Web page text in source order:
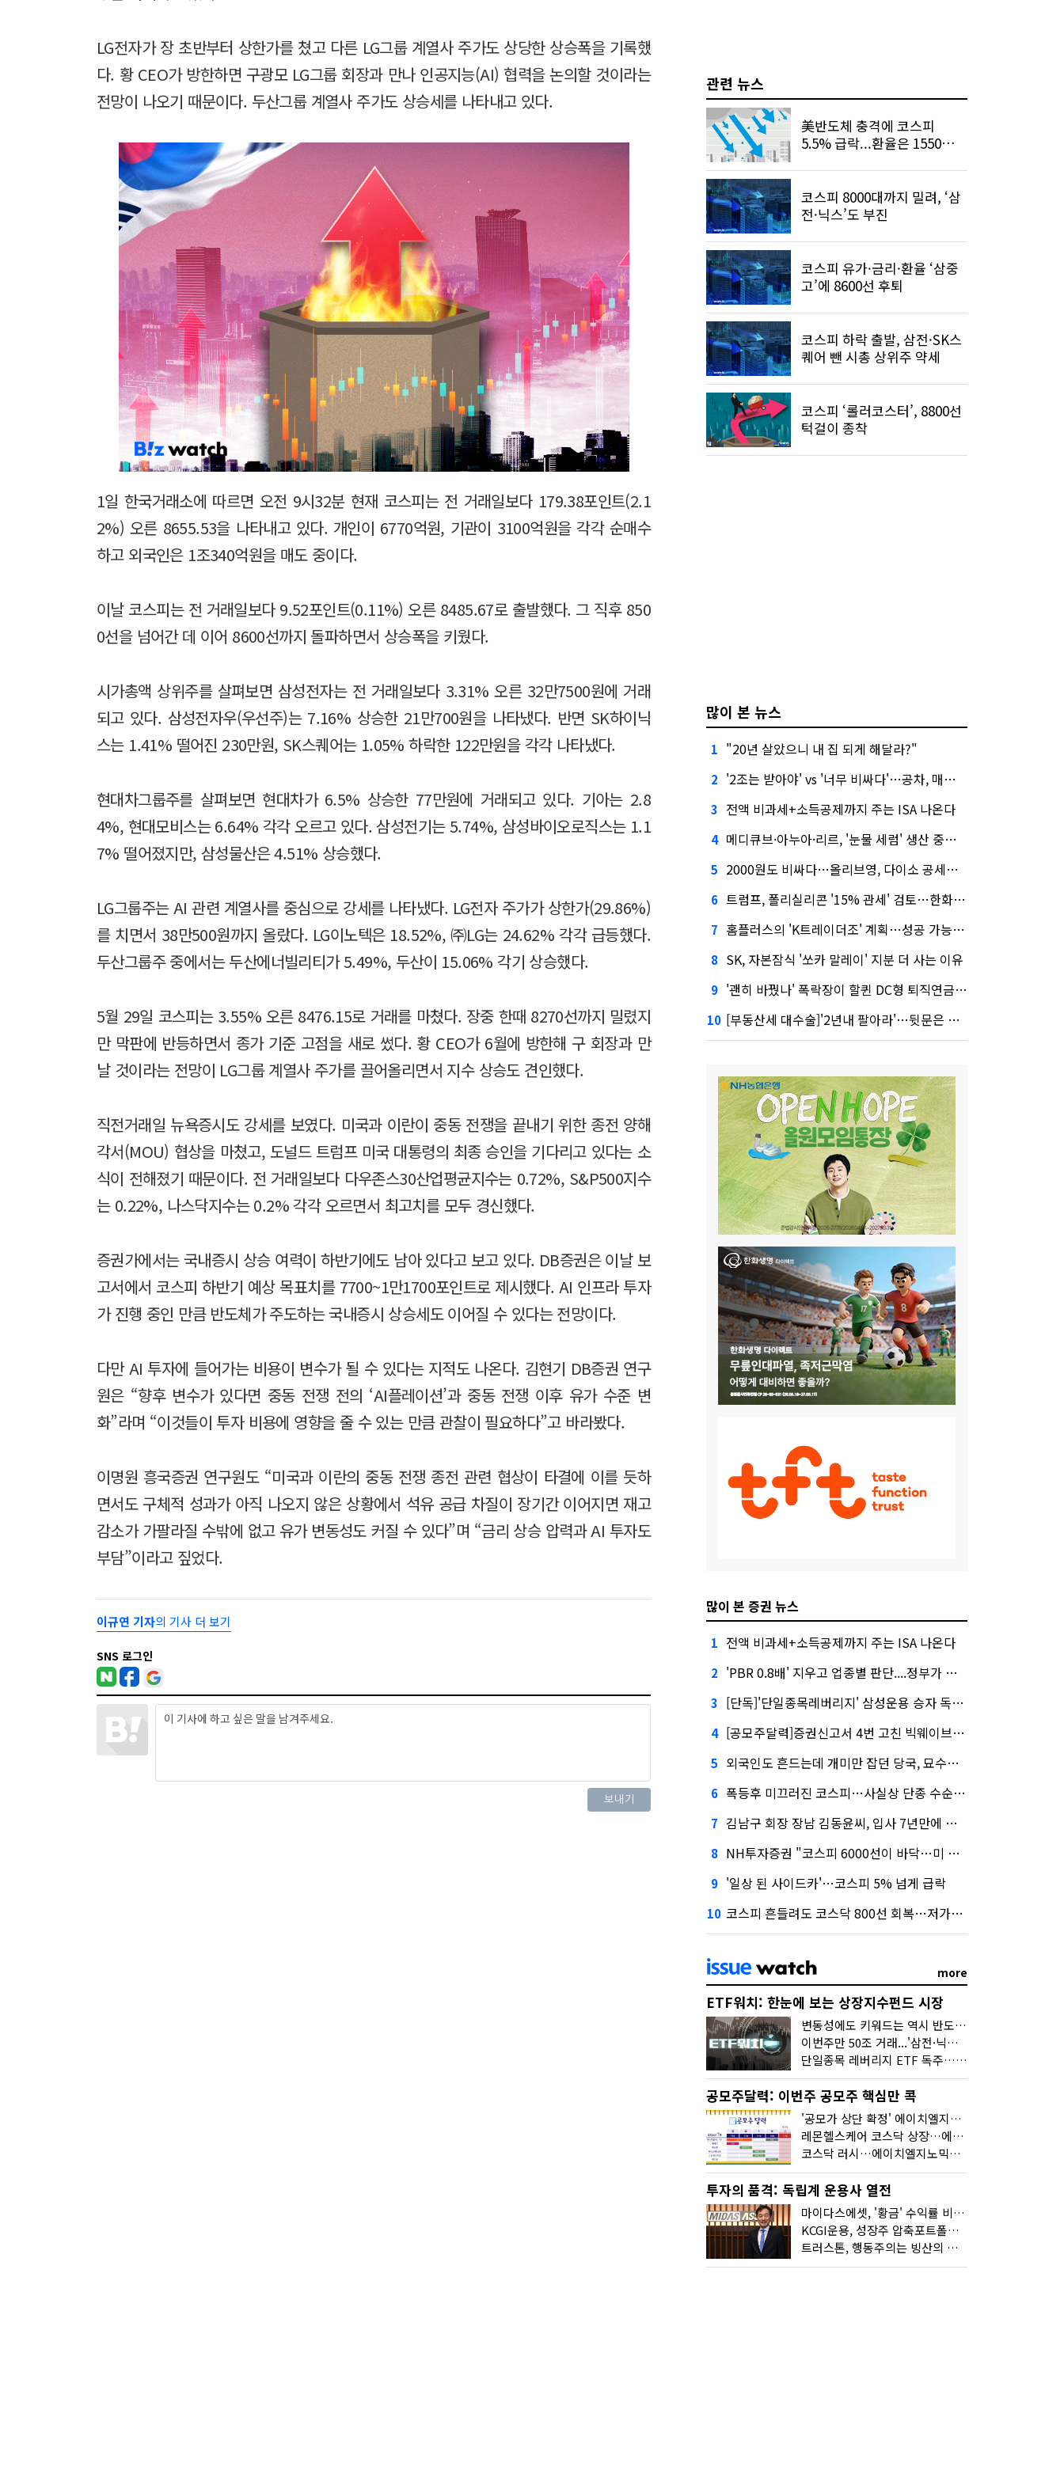
LG전자가 장 초반부터 상한가를 쳤고 다른 LG그룹 계열사 주가도 상당한 상승폭을 기록했
다. 황 CEO가 방한하면 구광모 LG그룹 회장과 만나 인공지능(AI) 협력을 논의할 것이라는
전망이 나오기 때문이다. 두산그룹 계열사 주가도 상승세를 나타내고 있다.
1일 한국거래소에 따르면 오전 9시32분 현재 코스피는 전 거래일보다 179.38포인트(2.1
2%) 오른 8655.53을 나타내고 있다. 개인이 6770억원, 기관이 3100억원을 각각 순매수
하고 외국인은 1조340억원을 매도 중이다.
이날 코스피는 전 거래일보다 9.52포인트(0.11%) 오른 8485.67로 출발했다. 그 직후 850
0선을 넘어간 데 이어 8600선까지 돌파하면서 상승폭을 키웠다.
시가총액 상위주를 살펴보면 삼성전자는 전 거래일보다 3.31% 오른 32만7500원에 거래
되고 있다. 삼성전자우(우선주)는 7.16% 상승한 21만700원을 나타냈다. 반면 SK하이닉
스는 1.41% 떨어진 230만원, SK스퀘어는 1.05% 하락한 122만원을 각각 나타냈다.
현대차그룹주를 살펴보면 현대차가 6.5% 상승한 77만원에 거래되고 있다. 기아는 2.8
4%, 현대모비스는 6.64% 각각 오르고 있다. 삼성전기는 5.74%, 삼성바이오로직스는 1.1
7% 떨어졌지만, 삼성물산은 4.51% 상승했다.
LG그룹주는 AI 관련 계열사를 중심으로 강세를 나타냈다. LG전자 주가가 상한가(29.86%)
를 치면서 38만500원까지 올랐다. LG이노텍은 18.52%, ㈜LG는 24.62% 각각 급등했다.
두산그룹주 중에서는 두산에너빌리티가 5.49%, 두산이 15.06% 각기 상승했다.
5월 29일 코스피는 3.55% 오른 8476.15로 거래를 마쳤다. 장중 한때 8270선까지 밀렸지
만 막판에 반등하면서 종가 기준 고점을 새로 썼다. 황 CEO가 6월에 방한해 구 회장과 만
날 것이라는 전망이 LG그룹 계열사 주가를 끌어올리면서 지수 상승도 견인했다.
직전거래일 뉴욕증시도 강세를 보였다. 미국과 이란이 중동 전쟁을 끝내기 위한 종전 양해
각서(MOU) 협상을 마쳤고, 도널드 트럼프 미국 대통령의 최종 승인을 기다리고 있다는 소
식이 전해졌기 때문이다. 전 거래일보다 다우존스30산업평균지수는 0.72%, S&P500지수
는 0.22%, 나스닥지수는 0.2% 각각 오르면서 최고치를 모두 경신했다.
증권가에서는 국내증시 상승 여력이 하반기에도 남아 있다고 보고 있다. DB증권은 이날 보
고서에서 코스피 하반기 예상 목표치를 7700~1만1700포인트로 제시했다. AI 인프라 투자
가 진행 중인 만큼 반도체가 주도하는 국내증시 상승세도 이어질 수 있다는 전망이다.
다만 AI 투자에 들어가는 비용이 변수가 될 수 있다는 지적도 나온다. 김현기 DB증권 연구
원은 “향후 변수가 있다면 중동 전쟁 전의 ‘AI플레이션’과 중동 전쟁 이후 유가 수준 변
화”라며 “이것들이 투자 비용에 영향을 줄 수 있는 만큼 관찰이 필요하다”고 바라봤다.
이명원 흥국증권 연구원도 “미국과 이란의 중동 전쟁 종전 관련 협상이 타결에 이를 듯하
면서도 구체적 성과가 아직 나오지 않은 상황에서 석유 공급 차질이 장기간 이어지면 재고
감소가 가팔라질 수밖에 없고 유가 변동성도 커질 수 있다”며 “금리 상승 압력과 AI 투자도
부담”이라고 짚었다.
이규연 기자의 기사 더 보기
SNS 로그인
관련 뉴스
美반도체 충격에 코스피
5.5% 급락...환율은 1550원까
코스피 8000대까지 밀려, ‘삼
전·닉스’도 부진
코스피 유가·금리·환율 ‘삼중
고’에 8600선 후퇴
코스피 하락 출발, 삼전·SK스
퀘어 뺀 시총 상위주 약세
코스피 ‘롤러코스터’, 8800선
턱걸이 종착
많이 본 뉴스
1 "20년 살았으니 내 집 되게 해달라?"
2 '2조는 받아야' vs '너무 비싸다'…공차, 매각 성공할까
3 전액 비과세+소득공제까지 주는 ISA 나온다
4 메디큐브·아누아·리르, '눈물 세럼' 생산 중단한다
5 2000원도 비싸다…올리브영, 다이소 공세에 '가성비'로 맞불
6 트럼프, 폴리실리콘 '15% 관세' 검토…한화큐셀·OCI 영향은?
7 홈플러스의 'K트레이더조' 계획…성공 가능성은 '글쎄'
8 SK, 자본잠식 '쏘카 말레이' 지분 더 사는 이유
9 '괜히 바꿨나' 폭락장이 할퀸 DC형 퇴직연금…전문가 조언은
10 [부동산세 대수술]'2년내 팔아라'…뒷문은 열었다
많이 본 증권 뉴스
1 전액 비과세+소득공제까지 주는 ISA 나온다
2 'PBR 0.8배' 지우고 업종별 판단....정부가 제시한 '주가 누르기' 방지법
3 [단독]'단일종목레버리지' 삼성운용 승자 독식...운용수익 미래에셋의 6배
4 [공모주달력]증권신고서 4번 고친 빅웨이브로보틱스, 수요예측
5 외국인도 흔드는데 개미만 잡던 당국, 묘수는 과다호가부담금?
6 폭등후 미끄러진 코스피…사실상 단종 수순 밟는 '단종레'
7 김남구 회장 장남 김동윤씨, 입사 7년만에 한투증권 임원 승진
8 NH투자증권 "코스피 6000선이 바닥…미 금리 안정 후 추가 회복"
9 '일상 된 사이드카'…코스피 5% 넘게 급락
10 코스피 흔들려도 코스닥 800선 회복…저가매수세 유입
more
ETF워치: 한눈에 보는 상장지수펀드 시장
변동성에도 키워드는 역시 반도체…신상품은 우주·방산
이번주만 50조 거래...'삼전·닉스 레버리지' 수익률은 -30%
단일종목 레버리지 ETF 독주…'증시 블랙홀'
공모주달력: 이번주 공모주 핵심만 콕
'공모가 상단 확정' 에이치엘지노믹스 청약
레몬헬스케어 코스닥 상장…에이치엘지노믹스 수요예측
코스닥 러시…에이치엘지노믹스 수요예측·레메디 청약
투자의 품격: 독립계 운용사 열전
마이다스에셋, '황금' 수익률 비결은 '꾸준함'
KCGI운용, 성장주 압축포트폴리오로 새 길을 그리다
트러스톤, 행동주의는 빙산의 일각...진정한 힘은 '주식형 강자'